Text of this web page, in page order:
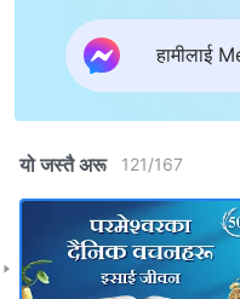
हामीलाई
यो जस्तै अरू 121/167